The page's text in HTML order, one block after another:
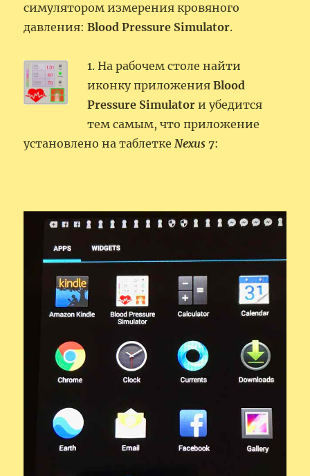
симулятором измерения кровяного
давления:Blood Pressure Simulator.
1. На рабочем столе найти
иконку приложенияBlood
Pressure Simulatorи убедится
тем самым, что приложение
установлено на таблеткеNexus 7: